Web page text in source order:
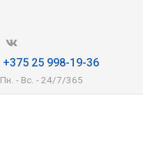
+375 25 998-19-36
Пн. - Вс. - 24/7/365